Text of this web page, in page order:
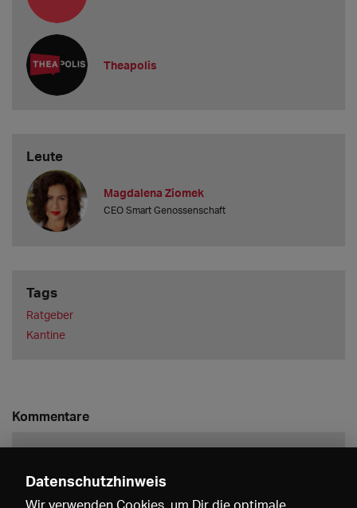
Theapolis
Leute
Magdalena Ziomek
CEO Smart Genossenschaft
Tags
Ratgeber
Kantine
Kommentare
Datenschutzhinweis
Wir verwenden Cookies, um Dir die optimale